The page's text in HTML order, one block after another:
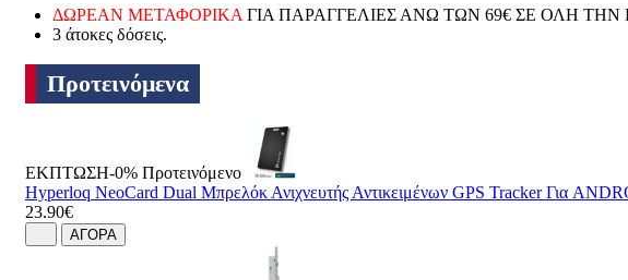
ΔΩΡΕΑΝ ΜΕΤΑΦΟΡΙΚΑ ΓΙΑ ΠΑΡΑΓΓΕΛΙΕΣ ΑΝΩ ΤΩΝ 69€ ΣΕ ΟΛΗ
3 άτοκες δόσεις.
Προτεινόμενα
ΕΚΠΤΩΣΗ-0% Προτεινόμενο
Hyperloq NeoCard Dual Μπρελόκ Ανιχνευτής Αντικειμένων GPS Tracker Για
23.90€
ΑΓΟΡΑ